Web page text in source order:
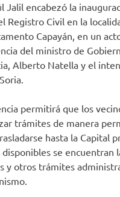
Jalil encabezó la
Registro Civil en la
Capayán, en un
del ministro de
Alberto Natella y el
permitirá que los
trámites de manera
hasta la Capital
se encuentran
y otros trámites